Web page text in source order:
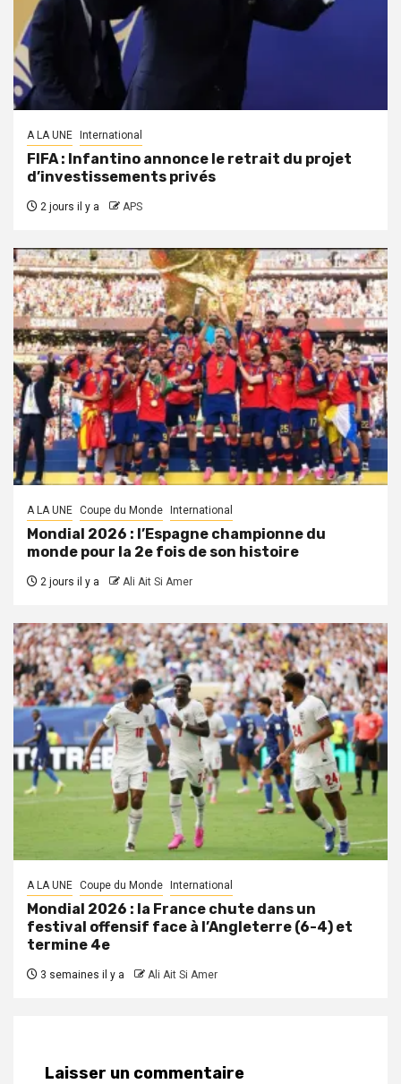
A LA UNE International
FIFA : Infantino annonce le retrait du projet
d’investissements privés
2 jours il y a APS
A LA UNE Coupe du Monde International
Mondial 2026 : l’Espagne championne du
monde pour la 2e fois de son histoire
2 jours il y a Ali Ait Si Amer
A LA UNE Coupe du Monde International
Mondial 2026 : la France chute dans un
festival offensif face à l’Angleterre (6-4) et
termine 4e
3 semaines il y a Ali Ait Si Amer
Laisser un commentaire